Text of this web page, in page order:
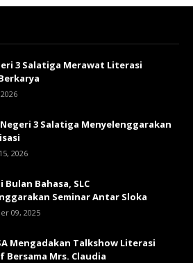
3 Salatiga Merawat Literasi
Negeri 3 Salatiga Menyelenggarakan
2026
Bahasa, SLC
Seminar Antar Sloka
09, 2025
Mengadakan Talkshow Literasi
Mrs. Claudia